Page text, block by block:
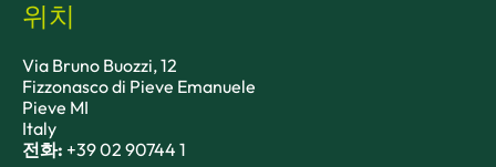
위치
Via Bruno Buozzi, 12
Fizzonasco di Pieve Emanuele
Pieve MI
Italy
전화: +39 02 90744 1